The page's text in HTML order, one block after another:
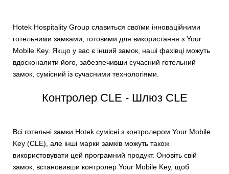
Hotek Hospitality Group славиться своїми інноваційними
готельними замками, готовими для використання з Your
Mobile Key. Якщо у вас є інший замок, наші фахівці можуть
вдосконалити його, забезпечивши сучасний готельний
замок, сумісний із сучасними технологіями.
Контролер CLE - Шлюз CLE
Всі готельні замки Hotek сумісні з контролером Your Mobile
Key (CLE), але інші марки замків можуть також
використовувати цей програмний продукт. Оновіть свій
замок, встановивши контролер Your Mobile Key, щоб